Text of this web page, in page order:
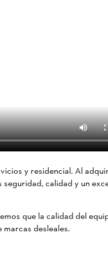
y residencial. Al
calidad y un
que la calidad del
desleales.